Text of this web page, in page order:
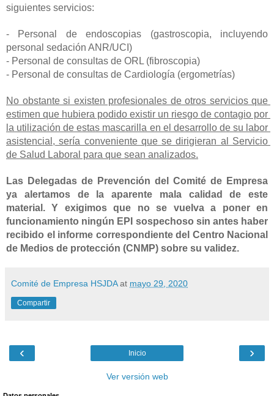
siguientes servicios:
- Personal de endoscopias (gastroscopia, incluyendo
personal sedación ANR/UCI)
- Personal de consultas de ORL (fibroscopia)
- Personal de consultas de Cardiología (ergometrías)
No obstante si existen profesionales de otros servicios que
estimen que hubiera podido existir un riesgo de contagio por
la utilización de estas mascarilla en el desarrollo de su labor
asistencial, sería conveniente que se dirigieran al Servicio
de Salud Laboral para que sean analizados.
Las Delegadas de Prevención del Comité de Empresa
ya alertamos de la aparente mala calidad de este
material. Y exigimos que no se vuelva a poner en
funcionamiento ningún EPI sospechoso sin antes haber
recibido el informe correspondiente del Centro Nacional
de Medios de protección (CNMP) sobre su validez.
Comité de Empresa HSJDA at mayo 29, 2020
Compartir
‹ ›
Inicio
Ver versión web